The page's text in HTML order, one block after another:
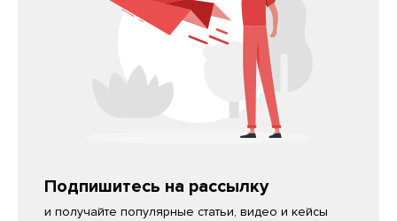
Подпишитесь на рассылку
и получайте популярные статьи, видео и кейсы